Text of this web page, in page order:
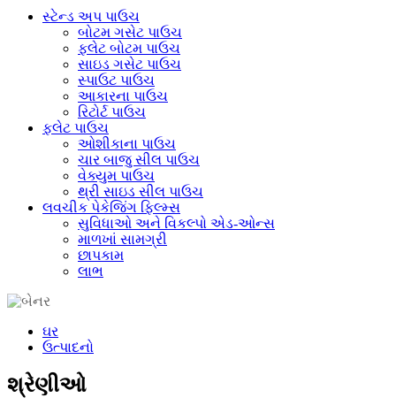
સ્ટેન્ડ અપ પાઉચ
બોટમ ગસેટ પાઉચ
ફ્લેટ બોટમ પાઉચ
સાઇડ ગસેટ પાઉચ
સ્પાઉટ પાઉચ
આકારના પાઉચ
રિટોર્ટ પાઉચ
ફ્લેટ પાઉચ
ઓશીકાના પાઉચ
ચાર બાજુ સીલ પાઉચ
વેક્યુમ પાઉચ
થ્રી સાઇડ સીલ પાઉચ
લવચીક પેકેજિંગ ફિલ્મ્સ
સુવિધાઓ અને વિકલ્પો એડ-ઓન્સ
માળખાં સામગ્રી
છાપકામ
લાભ
ઘર
ઉત્પાદનો
શ્રેણીઓ